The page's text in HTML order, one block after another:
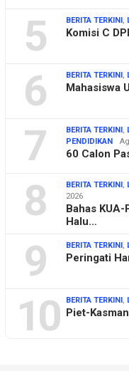
5 BERITA TERKINI ,
Komisi C
6 BERITA TERKINI ,
Mahasiswa
7 BERITA TERKINI ,
PENDIDIKAN
60 Calon
8 BERITA TERKINI ,
2026
Bahas KUA-
Halu…
9 BERITA TERKINI ,
Peringati
10 BERITA TERKINI ,
Piet-